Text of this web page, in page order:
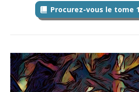
Procurez-vous le tome